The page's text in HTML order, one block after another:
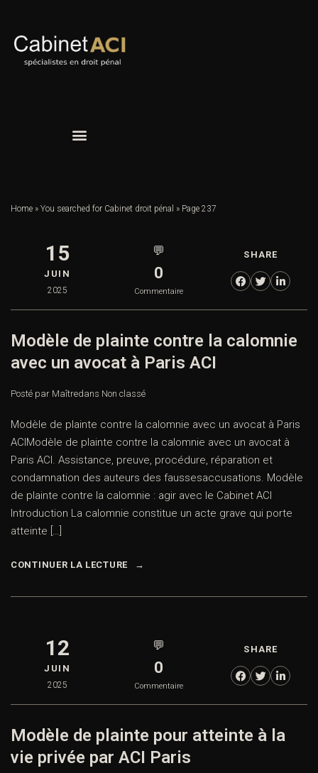
Home » You searched for Cabinet droit pénal » Page 237
15
JUIN
2025
💬
0
Commentaire
SHARE
Modèle de plainte contre la calomnie
avec un avocat à Paris ACI
Posté par Maîtredans Non classé
Modèle de plainte contre la calomnie avec un avocat à Paris
ACIModèle de plainte contre la calomnie avec un avocat à
Paris ACI. Assistance, preuve, procédure, réparation et
condamnation des auteurs des faussesaccusations. Modèle
de plainte contre la calomnie : agir avec le Cabinet ACI
Introduction La calomnie constitue un acte grave qui porte
atteinte […]
CONTINUER LA LECTURE
12
JUIN
2025
💬
0
Commentaire
SHARE
Modèle de plainte pour atteinte à la
vie privée par ACI Paris